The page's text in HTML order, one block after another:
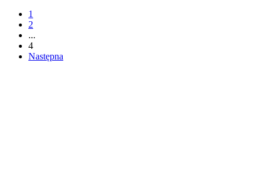
1
2
...
4
Następna